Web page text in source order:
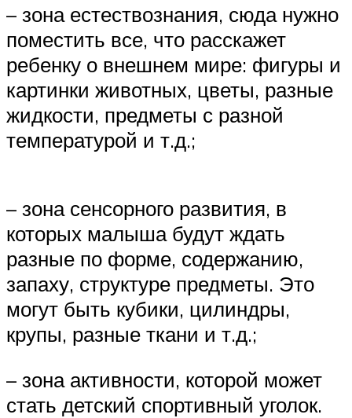
– зона естествознания, сюда нужно
поместить все, что расскажет
ребенку о внешнем мире: фигуры и
картинки животных, цветы, разные
жидкости, предметы с разной
температурой и т.д.;
– зона сенсорного развития, в
которых малыша будут ждать
разные по форме, содержанию,
запаху, структуре предметы. Это
могут быть кубики, цилиндры,
крупы, разные ткани и т.д.;
– зона активности, которой может
стать детский спортивный уголок.